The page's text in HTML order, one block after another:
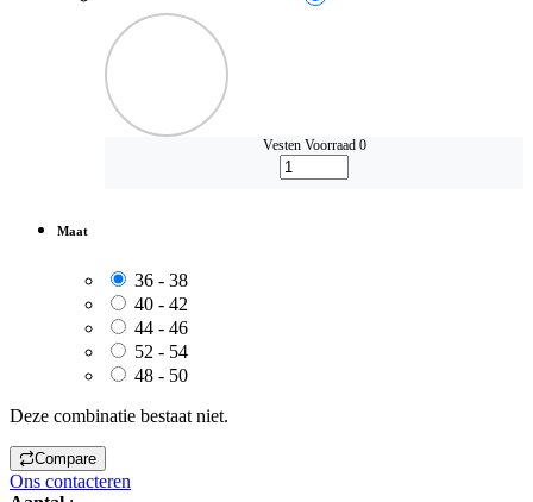
Vesten Voorraad 0
Maat
36 - 38
40 - 42
44 - 46
52 - 54
48 - 50
Deze combinatie bestaat niet.
Compare
Ons contacteren